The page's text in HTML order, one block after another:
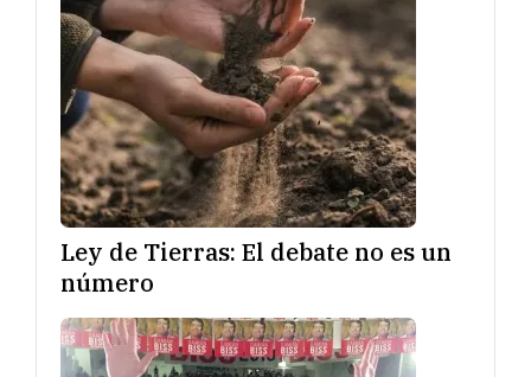
Ley de Tierras: El debate no es un
número